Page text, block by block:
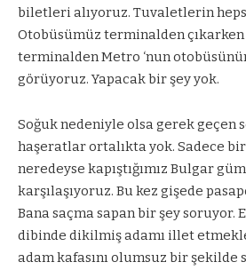
biletleri alıyoruz. Tuvaletlerin
Otobüsümüz terminalden
terminalden Metro ‘nun otobüsünün
görüyoruz. Yapacak bir şey yok.
Soğuk nedeniyle olsa gerek geçen
haşeratlar ortalıkta yok. Sadece
neredeyse kapıştığımız Bulgar
karşılaşıyoruz. Bu kez gişede
Bana saçma sapan bir şey soruyor.
dibinde dikilmiş adamı illet
adam kafasını olumsuz bir şekilde